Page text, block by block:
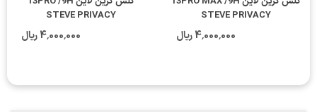
STEVE PRIVACY
4٬000٬000 ریال
STEVE PRIVACY
4٬000٬000 ریال